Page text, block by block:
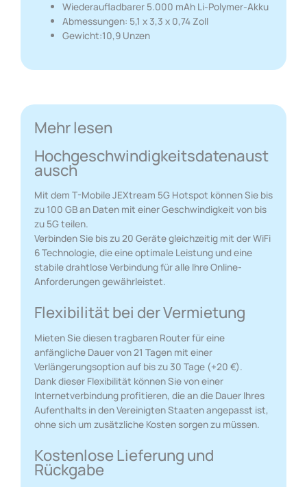
Wiederaufladbarer 5.000 mAh Li-Polymer-Akku
Abmessungen: 5,1 x 3,3 x 0,74 Zoll
Gewicht:10,9 Unzen
Mehr lesen
Hochgeschwindigkeitsdatenaust
ausch
Mit dem T-Mobile JEXtream 5G Hotspot können Sie bis
zu 100 GB an Daten mit einer Geschwindigkeit von bis
zu 5G teilen.
Verbinden Sie bis zu 20 Geräte gleichzeitig mit der WiFi
6 Technologie, die eine optimale Leistung und eine
stabile drahtlose Verbindung für alle Ihre Online-
Anforderungen gewährleistet.
Flexibilität bei der Vermietung
Mieten Sie diesen tragbaren Router für eine
anfängliche Dauer von 21 Tagen mit einer
Verlängerungsoption auf bis zu 30 Tage (+20 €).
Dank dieser Flexibilität können Sie von einer
Internetverbindung profitieren, die an die Dauer Ihres
Aufenthalts in den Vereinigten Staaten angepasst ist,
ohne sich um zusätzliche Kosten sorgen zu müssen.
Kostenlose Lieferung und
Rückgabe